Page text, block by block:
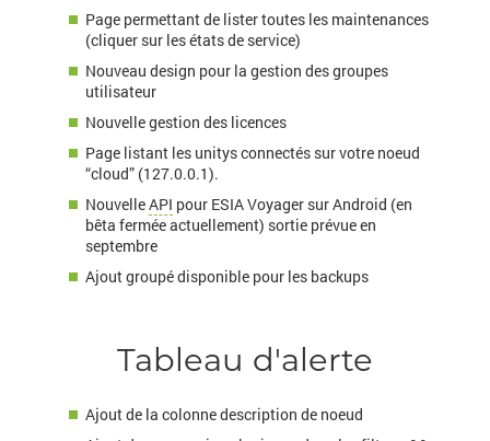
Page permettant de lister toutes les maintenances
(cliquer sur les états de service)
Nouveau design pour la gestion des groupes
utilisateur
Nouvelle gestion des licences
Page listant les unitys connectés sur votre noeud
“cloud” (127.0.0.1).
NouvelleAPI pour ESIA Voyager sur Android (en
bêta fermée actuellement) sortie prévue en
septembre
Ajout groupé disponible pour les backups
Tableau d'alerte
Ajout de la colonne description de noeud